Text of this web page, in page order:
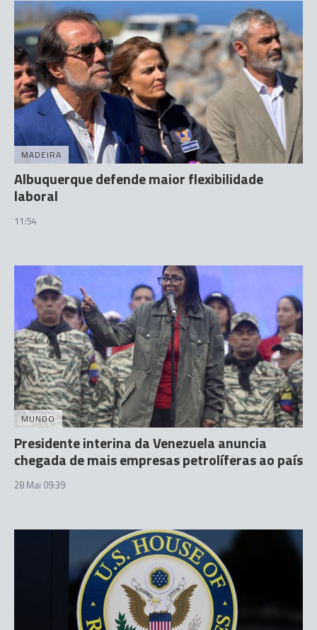
MADEIRA
Albuquerque defende maior flexibilidade
laboral
11:54
MUNDO
Presidente interina da Venezuela anuncia
chegada de mais empresas petrolíferas ao país
28 Mai 09:39